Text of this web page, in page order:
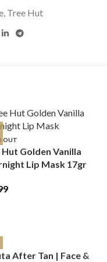
, Tree Hut
OUT
Hut Golden Vanilla
Lip Mask 17gr
After Tan | Face &